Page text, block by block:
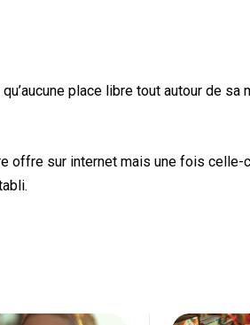
place libre tout autour de sa
offre sur internet mais une fois